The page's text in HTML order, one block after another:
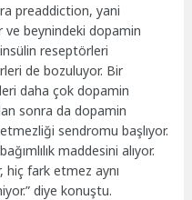
preaddiction, yani
ve beynindeki dopamin
reseptörleri
de bozuluyor. Bir
daha çok dopamin
sonra da dopamin
sendromu başlıyor.
maddesini alıyor.
hiç fark etmez aynı
diye konuştu.